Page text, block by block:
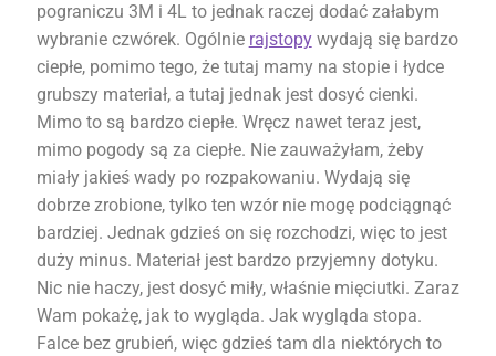
pograniczu 3M i 4L to jednak raczej dodać załabym
wybranie czwórek. Ogólnie rajstopywydają się bardzo
ciepłe, pomimo tego, że tutaj mamy na stopie i łydce
grubszy materiał, a tutaj jednak jest dosyć cienki.
Mimo to są bardzo ciepłe. Wręcz nawet teraz jest,
mimo pogody są za ciepłe. Nie zauważyłam, żeby
miały jakieś wady po rozpakowaniu. Wydają się
dobrze zrobione, tylko ten wzór nie mogę podciągnąć
bardziej. Jednak gdzieś on się rozchodzi, więc to jest
duży minus. Materiał jest bardzo przyjemny dotyku.
Nic nie haczy, jest dosyć miły, właśnie mięciutki. Zaraz
Wam pokażę, jak to wygląda. Jak wygląda stopa.
Falce bez grubień, więc gdzieś tam dla niektórych to